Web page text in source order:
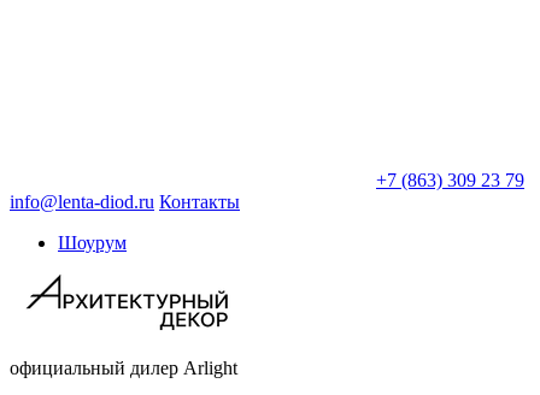
+7 (863) 309 23 79
info@lenta-diod.ru Контакты
Шоурум
официальный дилер Arlight